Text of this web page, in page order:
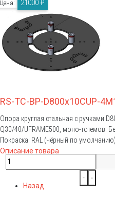
RS-TC-BP-D800x10CUP-
Опора круглая стальная с ручками
Q30/40/UFRAME500, моно-тотемов.
Покраска: RAL (чёрный по
Описание товара
Цена: 21000 ₽
Назад